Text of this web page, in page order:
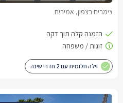
צימרים בצפון, אמירים
וילה חלומית עם 2 חדרי שינה